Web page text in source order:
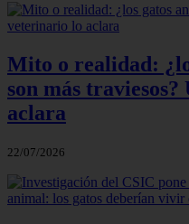
Mito o realidad:
son más
aclara
22/07/2026